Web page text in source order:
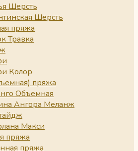
Шерсть
Шерсть
пряжа
Травка
Колор
пряжа
Объемная
Ангора Меланж
Макси
пряжа
пряжа